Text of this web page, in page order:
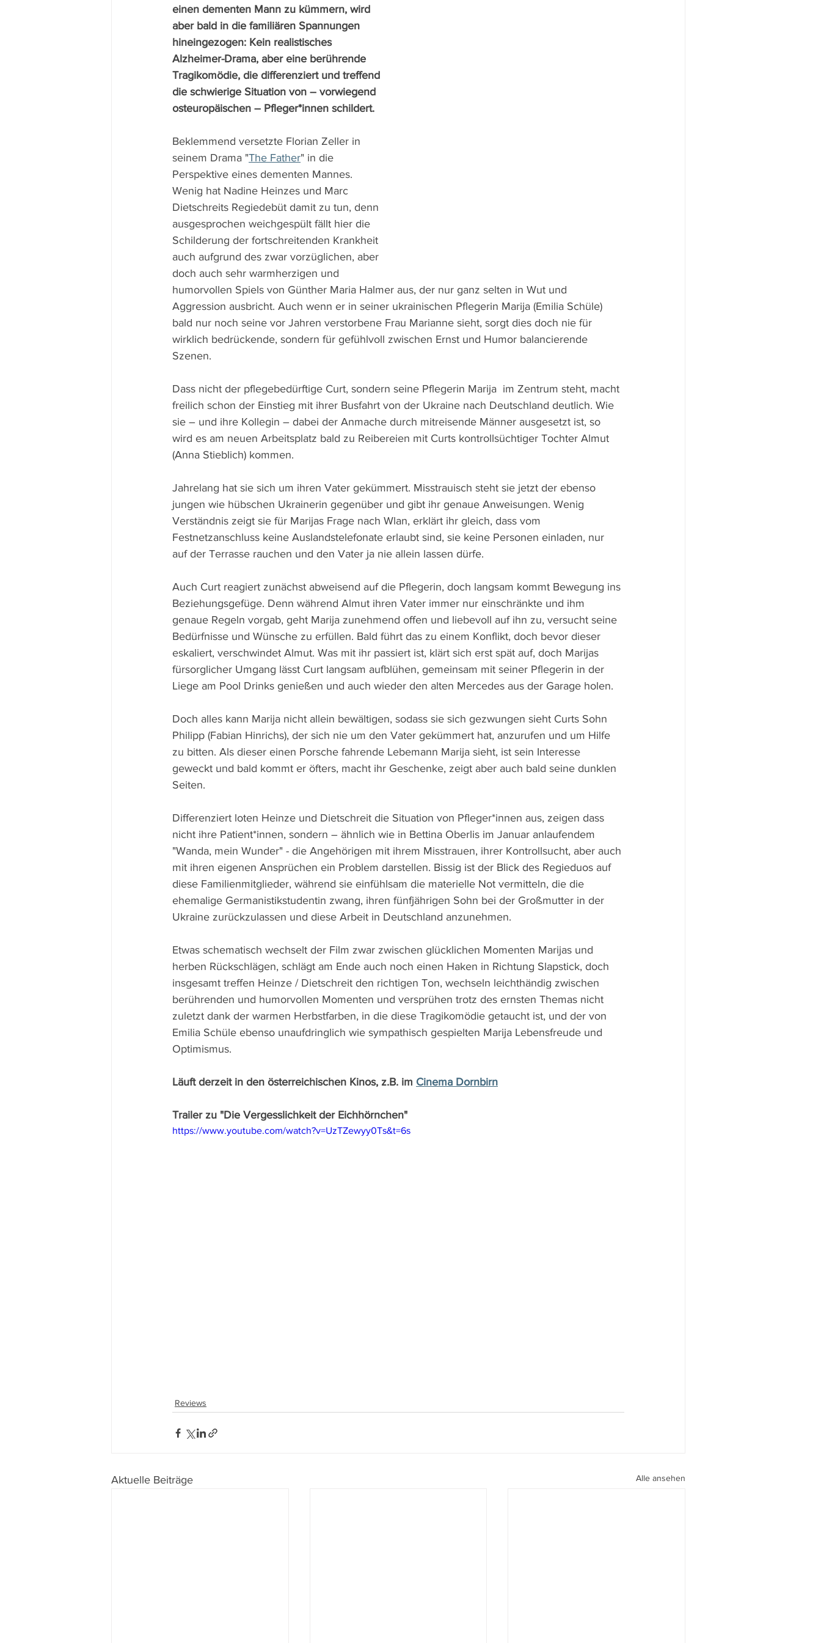
einen dementen Mann zu kümmern, wird
aber bald in die familiären Spannungen
hineingezogen: Kein realistisches
Alzheimer-Drama, aber eine berührende
Tragikomödie, die differenziert und treffend
die schwierige Situation von – vorwiegend
osteuropäischen – Pfleger*innen schildert.
Beklemmend versetzte Florian Zeller in
seinem Drama "The Father" in die
Perspektive eines dementen Mannes.
Wenig hat Nadine Heinzes und Marc
Dietschreits Regiedebüt damit zu tun, denn
ausgesprochen weichgespült fällt hier die
Schilderung der fortschreitenden Krankheit
auch aufgrund des zwar vorzüglichen, aber
doch auch sehr warmherzigen und
humorvollen Spiels von Günther Maria Halmer aus, der nur ganz selten in Wut und
Aggression ausbricht. Auch wenn er in seiner ukrainischen Pflegerin Marija (Emilia Schüle)
bald nur noch seine vor Jahren verstorbene Frau Marianne sieht, sorgt dies doch nie für
wirklich bedrückende, sondern für gefühlvoll zwischen Ernst und Humor balancierende
Szenen.
Dass nicht der pflegebedürftige Curt, sondern seine Pflegerin Marija  im Zentrum steht, macht
freilich schon der Einstieg mit ihrer Busfahrt von der Ukraine nach Deutschland deutlich. Wie
sie – und ihre Kollegin – dabei der Anmache durch mitreisende Männer ausgesetzt ist, so
wird es am neuen Arbeitsplatz bald zu Reibereien mit Curts kontrollsüchtiger Tochter Almut
(Anna Stieblich) kommen.
Jahrelang hat sie sich um ihren Vater gekümmert. Misstrauisch steht sie jetzt der ebenso
jungen wie hübschen Ukrainerin gegenüber und gibt ihr genaue Anweisungen. Wenig
Verständnis zeigt sie für Marijas Frage nach Wlan, erklärt ihr gleich, dass vom
Festnetzanschluss keine Auslandstelefonate erlaubt sind, sie keine Personen einladen, nur
auf der Terrasse rauchen und den Vater ja nie allein lassen dürfe.
Auch Curt reagiert zunächst abweisend auf die Pflegerin, doch langsam kommt Bewegung ins
Beziehungsgefüge. Denn während Almut ihren Vater immer nur einschränkte und ihm
genaue Regeln vorgab, geht Marija zunehmend offen und liebevoll auf ihn zu, versucht seine
Bedürfnisse und Wünsche zu erfüllen. Bald führt das zu einem Konflikt, doch bevor dieser
eskaliert, verschwindet Almut. Was mit ihr passiert ist, klärt sich erst spät auf, doch Marijas
fürsorglicher Umgang lässt Curt langsam aufblühen, gemeinsam mit seiner Pflegerin in der
Liege am Pool Drinks genießen und auch wieder den alten Mercedes aus der Garage holen.
Doch alles kann Marija nicht allein bewältigen, sodass sie sich gezwungen sieht Curts Sohn
Philipp (Fabian Hinrichs), der sich nie um den Vater gekümmert hat, anzurufen und um Hilfe
zu bitten. Als dieser einen Porsche fahrende Lebemann Marija sieht, ist sein Interesse
geweckt und bald kommt er öfters, macht ihr Geschenke, zeigt aber auch bald seine dunklen
Seiten.
Differenziert loten Heinze und Dietschreit die Situation von Pfleger*innen aus, zeigen dass
nicht ihre Patient*innen, sondern – ähnlich wie in Bettina Oberlis im Januar anlaufendem
"Wanda, mein Wunder" - die Angehörigen mit ihrem Misstrauen, ihrer Kontrollsucht, aber auch
mit ihren eigenen Ansprüchen ein Problem darstellen. Bissig ist der Blick des Regieduos auf
diese Familienmitglieder, während sie einfühlsam die materielle Not vermitteln, die die
ehemalige Germanistikstudentin zwang, ihren fünfjährigen Sohn bei der Großmutter in der
Ukraine zurückzulassen und diese Arbeit in Deutschland anzunehmen.
Etwas schematisch wechselt der Film zwar zwischen glücklichen Momenten Marijas und
herben Rückschlägen, schlägt am Ende auch noch einen Haken in Richtung Slapstick, doch
insgesamt treffen Heinze / Dietschreit den richtigen Ton, wechseln leichthändig zwischen
berührenden und humorvollen Momenten und versprühen trotz des ernsten Themas nicht
zuletzt dank der warmen Herbstfarben, in die diese Tragikomödie getaucht ist, und der von
Emilia Schüle ebenso unaufdringlich wie sympathisch gespielten Marija Lebensfreude und
Optimismus.
Läuft derzeit in den österreichischen Kinos, z.B. im Cinema Dornbirn
Trailer zu "Die Vergesslichkeit der Eichhörnchen"
https://www.youtube.com/watch?v=UzTZewyy0Ts&t=6s
Reviews
Aktuelle Beiträge Alle ansehen